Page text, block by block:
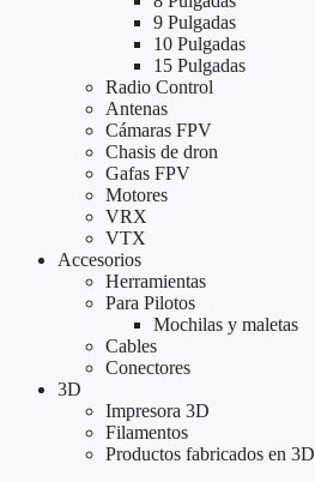
9 Pulgadas
10 Pulgadas
15 Pulgadas
Radio Control
Antenas
Cámaras FPV
Chasis de dron
Gafas FPV
Motores
VRX
VTX
Accesorios
Herramientas
Para Pilotos
Mochilas y maletas
Cables
Conectores
3D
Impresora 3D
Filamentos
Productos fabricados en 3D